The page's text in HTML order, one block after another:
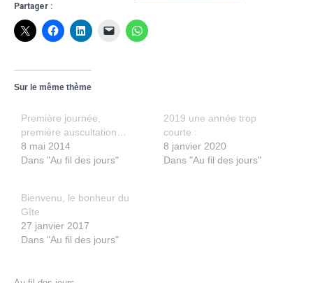
Partager :
Sur le même thème
Première journée,
première auscultation…
8 mai 2014
Dans "Au fil des jours"
2019 une année trop
courte :
8 janvier 2020
Dans "Au fil des jours"
Bienvenu, le bonheur du
Gîte
27 janvier 2017
Dans "Au fil des jours"